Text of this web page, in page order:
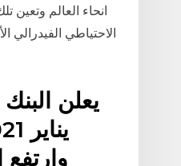
انحاء العالم وتعين
الاحتياطي الفيدرالي